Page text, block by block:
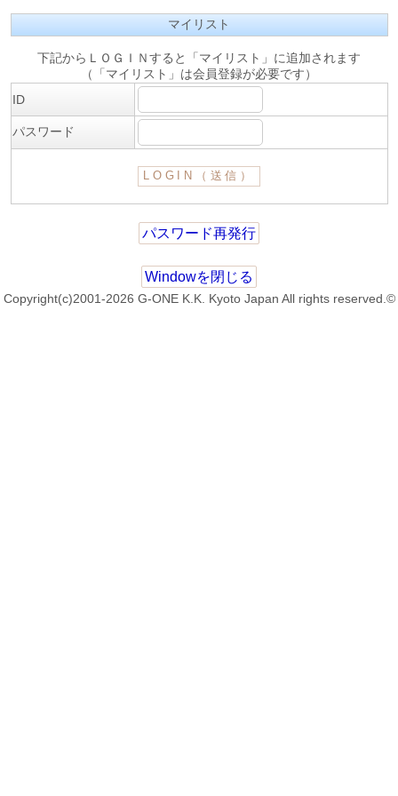
マイリスト
下記からＬＯＧＩＮすると「マイリスト」に追加されます
（「マイリスト」は会員登録が必要です）
ID
パスワード
パスワード再発行
Windowを閉じる
Copyright(c)2001-2026 G-ONE K.K. Kyoto Japan All rights reserved.©